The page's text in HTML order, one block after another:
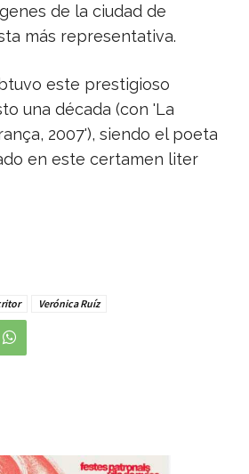
de la ciudad de
más representativa.
este prestigioso
una década (con 'La
2007'), siendo el poeta
en este certamen liter
Verónica Ruíz